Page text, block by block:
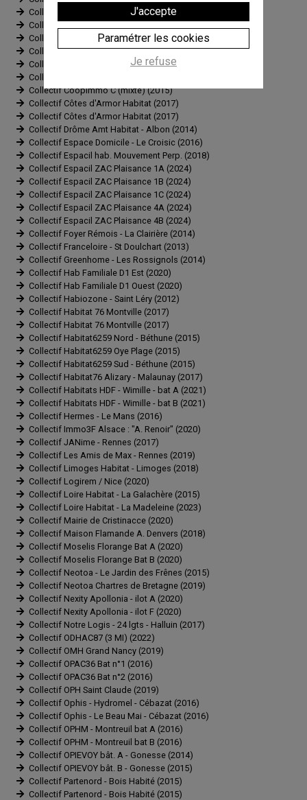
Collectif Bouygues Immo Osmoz - B (2016)
Collectif Bouygues Immo Osmoz - C1 (2016)
Collectif Bouygues Immo Osmoz - C2 (2016)
Collectif CERES - St Raphael (2021)
Collectif Coopimmo bat A (2015)
Collectif Coopimmo bat B (2015)
Collectif Coopimmo C (mixte) (2015)
Collectif Côtes d'Armor Habitat (2017)
Collectif Côtes d'Armor Habitat (2017)
Collectif Drôme Amt Habitat - Albon (2014)
Collectif Espace Domicile - Le Croisic (2016)
Collectif Espacil hab. Mouvement Perp. (2018)
Collectif Espacil ZAC Plaisance 1A (2024)
Collectif Espacil ZAC Plaisance 1B (2024)
Collectif Espacil ZAC Plaisance 1C (2024)
Collectif Espacil ZAC Plaisance 4A (2024)
Collectif Espacil ZAC Plaisance 4B (2024)
Collectif Foyer Rémois - La Clairière (2014)
Collectif Franceloire - St Doulchart (2013)
Collectif Greenhome - Les Rossignols (2014)
Collectif Hab Familiale D1 Est (2020)
Collectif Hab Familiale D1 Ouest (2020)
Collectif Habiozone - Saint Léry (2012)
Collectif Habitat 76 Montville (2017)
Collectif Habitat 76 Montville (2017)
Collectif Habitat6259 Nord - Béthune (2015)
Collectif Habitat6259 Oye Plage (2015)
Collectif Habitat6259 Sud - Béthune (2015)
Collectif Habitat76 Alizary - Malaunay (2017)
Collectif Habitats HDF - Wimille - bat A (2021)
Collectif Habitats HDF - Wimille - bat B (2021)
Collectif Hermes - Le Mans (2016)
Collectif Immo3F Alsace : "A. Renoir" (2020)
Collectif JANime - Rennes (2017)
Collectif Les Amis de Max - Rennes (2019)
Collectif Limoges Habitat - Limoges (2018)
Collectif Logirem / Nice (2020)
Collectif Loire Habitat - La Galachère (2015)
Collectif Loire Habitat - La Madeleine (2023)
Collectif Mairie de Cristinacce (2020)
Collectif Maison Flamande A. Denvers (2018)
Collectif Moselis Florange Bat A (2020)
Collectif Moselis Florange Bat B (2020)
Collectif Neotoa - Le Jardin des Frênes (2015)
Collectif Neotoa Chartres de Bretagne (2019)
Collectif Nexity Apollonia - ilot A (2020)
Collectif Nexity Apollonia - ilot F (2020)
Collectif Notre Logis - 24 lgts - Halluin (2017)
Collectif ODHAC87 (3 MI) (2022)
Collectif OMH Grand Nancy (2019)
Collectif OPAC36 Bat n°1 (2016)
Collectif OPAC36 Bat n°2 (2016)
Collectif OPH Saint Claude (2019)
Collectif Ophis - Hydromel - Cébazat (2016)
Collectif Ophis - Le Beau Mai - Cébazat (2016)
Collectif OPHM - Montreuil bat A (2016)
Collectif OPHM - Montreuil bat B (2016)
Collectif OPIEVOY bât. A - Gonesse (2014)
Collectif OPIEVOY bât. B - Gonesse (2015)
Collectif Partenord - Bois Habité (2015)
Collectif Partenord - Bois Habité (2015)
J'accepte
Paramétrer les cookies
Je refuse